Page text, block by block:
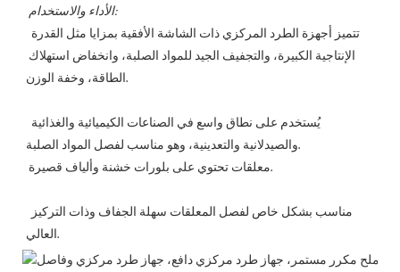
الأداء والاستخدام:
الطاقة، وخفة الوزن.
والصيدلانية والتعدينية، وهو مناسب لفصل المواد الصلبة.
معلقات تحتوي على بلورات خشنة وألياف قصيرة.
العالي.